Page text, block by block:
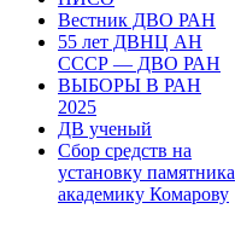
Вестник ДВО РАН
55 лет ДВНЦ АН
СССР — ДВО РАН
ВЫБОРЫ В РАН
2025
ДВ ученый
Сбор средств на
установку памятника
академику Комарову